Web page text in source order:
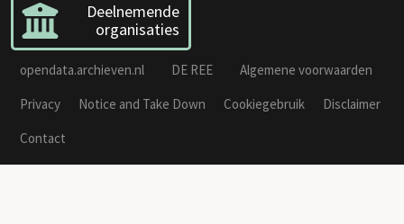
Deelnemende
organisaties
opendata.archieven.nl DE REE
Algemene voorwaarden
Privacy
Notice and Take Down Cookiegebruik
Disclaimer
Contact